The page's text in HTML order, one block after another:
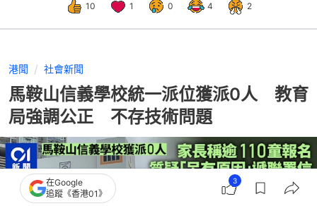
10 1 0 4 2
港聞 社會新聞
馬鞍山信義學校統一派位獲派0人 教育
局強調公正 不存技術問題
在Google
追蹤《香港01》
3